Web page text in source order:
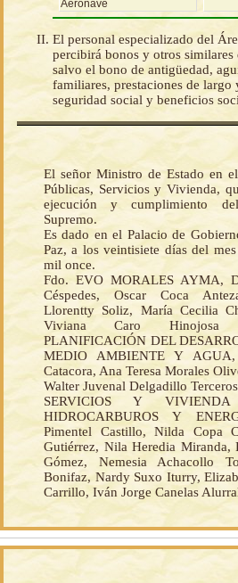
Aeronave
El personal especializado del
percibirá bonos y otros similares
salvo el bono de antigüedad,
familiares, prestaciones de largo
seguridad social y beneficios
El señor Ministro de Estado en
Públicas, Servicios y Vivienda,
ejecución y cumplimiento
Supremo.
Es dado en el Palacio de
Paz, a los veintisiete días del
mil once.
Fdo. EVO MORALES AYMA,
Céspedes, Oscar Coca
Llorentty Soliz, María Cecilia
Viviana Caro Hinojosa
PLANIFICACIÓN DEL
MEDIO AMBIENTE Y
Catacora, Ana Teresa Morales
Walter Juvenal Delgadillo
SERVICIOS Y
HIDROCARBUROS Y
Pimentel Castillo, Nilda Copa
Gutiérrez, Nila Heredia Miranda,
Gómez, Nemesia Achacollo
Bonifaz, Nardy Suxo Iturry,
Carrillo, Iván Jorge Canelas